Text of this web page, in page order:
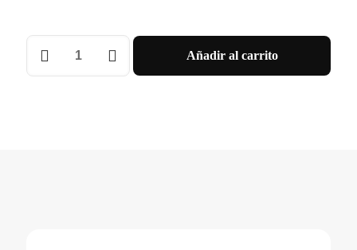
Interruptor
Básico
Añadir al carrito